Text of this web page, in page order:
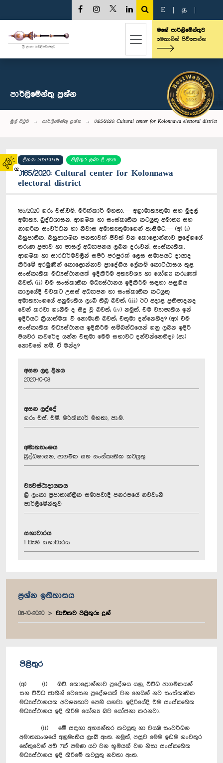
02
E த
මගේ පාර්ලිමේන්තුව
මෙතැනින් පිවිසෙන්න
පාර්ලි‌මේන්තු‌ ප්‍රශ්න
මුල් පිටුව පාර්ලි‌මේන්තු‌ ප්‍රශ්න 0165/2020: Cultural center for Kolonnawa electoral district
දිනය: 2020-10-08 පිළිතුර ලබා දී ඇත
0165/2020: Cultural center for Kolonnawa
electoral district
165/2020 ගරු එස්.එම්. මරික්කාර් මහතා,— අග්‍රාමාත්‍යතුමා සහ මුදල්
අමාත්‍ය, බුද්ධශාසන, ආගමික හා සංස්කෘතික කටයුතු අමාත්‍ය සහ
නාගරික සංවර්ධන හා නිවාස අමාත්‍යතුමාගෙන් ඇසීමට,— (අ) (i)
බහුජාතික, බහුආගමික ජනතාවක් ජීවත් වන කොළොන්නාව ප්‍රදේශයේ
තරුණ ප්‍රජාව හා පාසල් අධ්‍යාපනය ලබන දරුවන්, සංස්කෘතික,
ආගමික හා සාරධර්මවලින් සපිරි පරපුරක් ලෙස සමාජයට දායාද
කිරීමේ අරමුණින් කොළොන්නාව ප්‍රාදේශීය ලේකම් කොට්ඨාසය තුළ
සංස්කෘතික මධ්‍යස්ථානයක් ඉදිකිරීම අත්‍යවශ්‍ය හා යෝග්‍ය කරුණක්
බවත්; (ii) එම සංස්කෘතික මධ්‍යස්ථානය ඉදිකිරීම සඳහා පසුගිය
කාලයේදී එවකට උසස් අධ්‍යාපන හා සංස්කෘතික කටයුතු
අමාත්‍යාංශයේ අනුමැතිය ලැබී තිබූ බවත්; (iii) ඊට අදාළ ප්‍රතිපාදනද
වෙන් කරවා ගැනීම ද සිදු වූ බවත්; (iv) නමුත්, එම ව්‍යාපෘතිය ඉන්
ඉදිරියට ක්‍රියාත්මක වී නොමැති බවත්; එතුමා දන්නෙහිද? (ආ) එම
සංස්කෘතික මධ්‍යස්ථානය ඉදිකිරීම සම්බන්ධයෙන් ගනු ලබන ඉදිරි
පියවර කවරේද යන්න එතුමා මෙම සභාවට දන්වන්නෙහිද? (ඇ)
නොඑසේ නම්, ඒ මන්ද?
අසන ලද දිනය
2020-10-08
අසන ලද්දේ
ගරු එස්. එම්. මරික්කාර් මහතා, පා.ම.
අමාත්‍යාංශය
බුද්ධශාසන, ආගමික සහ සංස්කෘතික කටයුතු
ව්‍යවස්ථාදායකය
ශ්‍රී ලංකා ප්‍රජාතාන්ත්‍රික සමාජවාදී ජනරජයේ නවවැනි
පාර්ලිමේන්තුව
සභාවාරය
1 වැනි සභාවාරය
ප්‍රශ්න ඉතිහාසය
08-10-2020 වාචිකව පිළිතුරු දුන්
පිළිතුර
(අ) (i) ඔව්. කොළොන්නාව ප්‍රදේශය යනු, විවිධ ආගමිකයන්
සහ විවිධ ජාතීන් වෙසෙන ප්‍රදේශයක් වන හෙයින් නව සංස්කෘතික
මධ්‍යස්ථානයක අවශ්‍යතාව පෙනී යනවා. ඉදිරියේදී එම සංස්කෘතික
මධ්‍යස්ථානය ඉදි කිරීම යෝග්‍ය බව යෝජනා කරනවා.
(ii) මේ සඳහා අභ්‍යන්තර කටයුතු හා වයඹ සංවර්ධන
අමාත්‍යාංශයේ අනුමැතිය ලැබී ඇත. නමුත්, පසුව මෙම ඉඩම ගංවතුර
හේතුවෙන් අඩි 7ක් පමණ යට වන භූමියක් වන නිසා සංස්කෘතික
මධ්‍යස්ථානය ඉදි කිරීමේ කටයුතු නවතා ඇත.